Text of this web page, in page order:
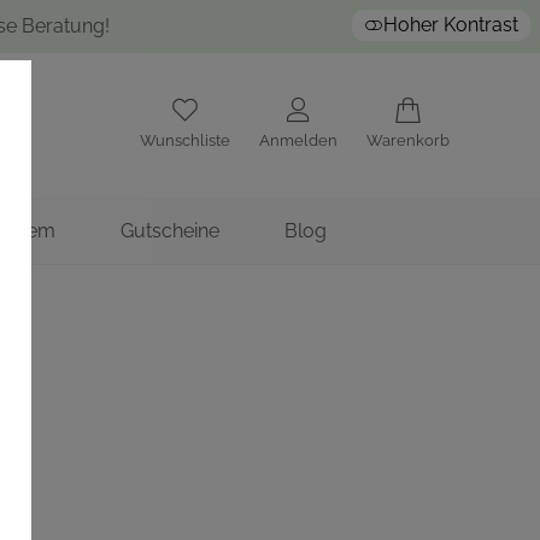
Beratung! Hoher Kontrast
Wunschliste Anmelden Warenkorb
Gutscheine Blog